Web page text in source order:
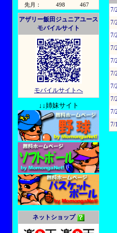
先月：
498 467
アザリー飯田ジュニアユース
モバイルサイト
モバイルサイトへ
↓↓姉妹サイト
ネットショップ
7/
7/
7/
7/
7/
7/
7/
7/
7/
7/